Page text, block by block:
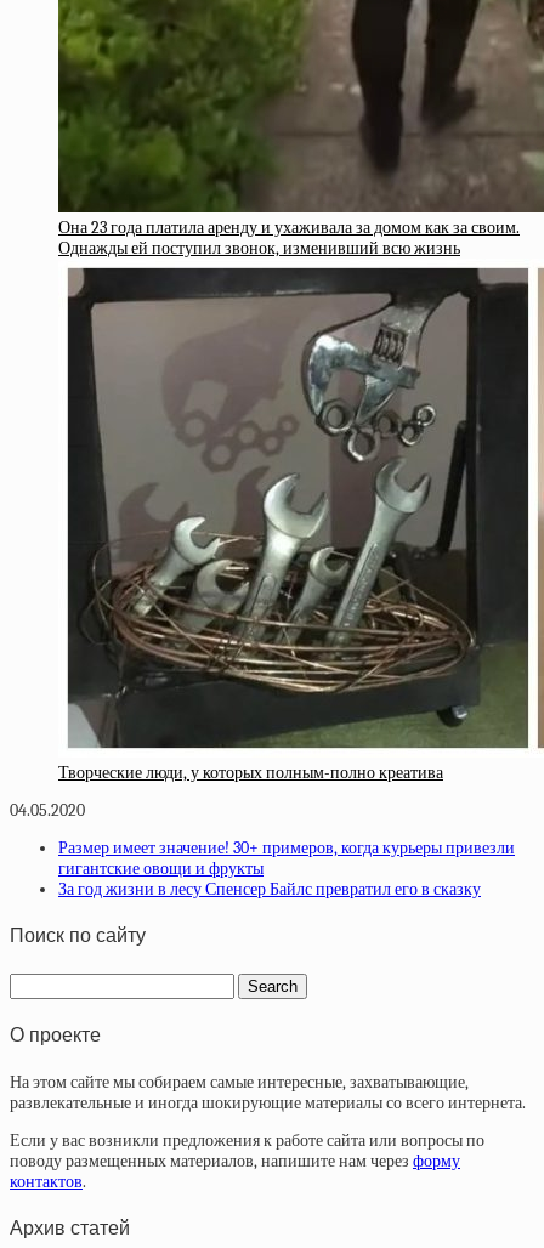
Она 23 года платила аренду и ухаживала за домом как за своим.
Однажды ей поступил звонок, изменивший всю жизнь
Творческие люди, у которых полным-полно креатива
04.05.2020
Размер имеет значение! 30+ примеров, когда курьеры привезли
гигантские овощи и фрукты
За год жизни в лесу Спенсер Байлс превратил его в сказку
Поиск по сайту
О проекте
На этом сайте мы собираем самые интересные, захватывающие,
развлекательные и иногда шокирующие материалы со всего интернета.
Если у вас возникли предложения к работе сайта или вопросы по
поводу размещенных материалов, напишите нам через форму
контактов.
Архив статей